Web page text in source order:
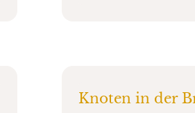
Knoten in der